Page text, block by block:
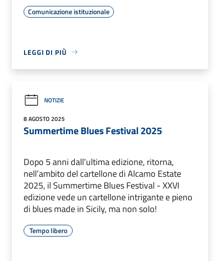
Comunicazione istituzionale
LEGGI DI PIÙ
NOTIZIE
8 AGOSTO 2025
Summertime Blues Festival 2025
Dopo 5 anni dall’ultima edizione, ritorna,
nell’ambito del cartellone di Alcamo Estate
2025, il Summertime Blues Festival - XXVI
edizione vede un cartellone intrigante e pieno
di blues made in Sicily, ma non solo!
Tempo libero